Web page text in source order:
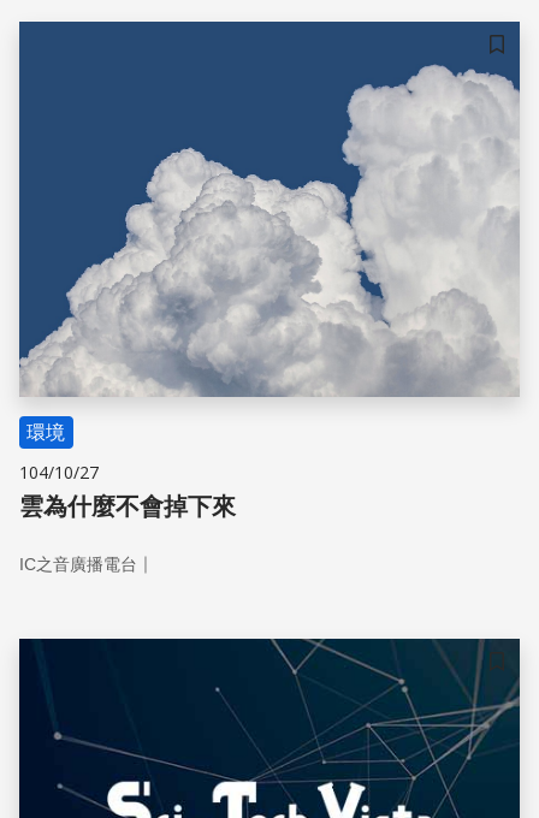
儲存
環境
104/10/27
雲為什麼不會掉下來
IC之音廣播電台 ｜
儲存